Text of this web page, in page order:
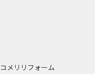
コメリリフォーム